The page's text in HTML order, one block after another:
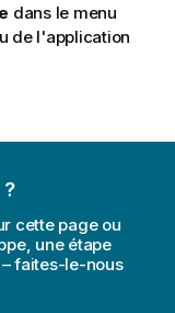
dans le menu
de l'application
cette page ou
une étape
faites-le-nous